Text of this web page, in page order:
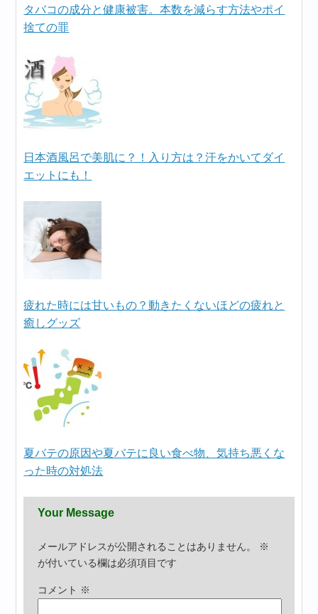
タバコの成分と健康被害。本数を減らす方法やポイ
捨ての罪
日本酒風呂で美肌に？！入り方は？汗をかいてダイ
エットにも！
疲れた時には甘いもの？動きたくないほどの疲れと
癒しグッズ
夏バテの原因や夏バテに良い食べ物、気持ち悪くな
った時の対処法
Your Message
メールアドレスが公開されることはありません。
※
が付いている欄は必須項目です
コメント ※